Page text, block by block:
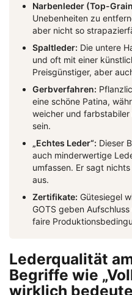
Narbenleder (Top-
Unebenheiten zu
aber nicht so
Spaltleder: Die untere
und oft mit einer
Preisgünstiger, aber
Gerbverfahren:
eine schöne Patina,
weicher und
sein.
„Echtes Leder“: Dieser
auch minderwertige
umfassen. Er sagt
aus.
Zertifikate: Gütesiegel
GOTS geben
faire
Lederqualität
Begriffe wie
wirklich